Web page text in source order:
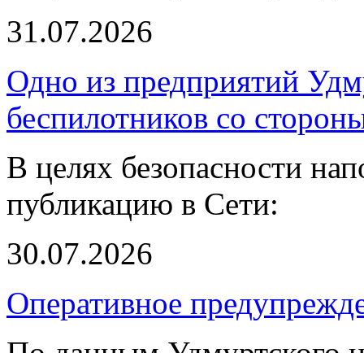
31.07.2026
Одно из предприятий
беспилотников со
В целях безопасности
публикацию в Сети:
30.07.2026
Оперативное